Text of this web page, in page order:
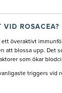
VID ROSACEA?
ett överaktivt
att blossa upp.
som ökar
triggers vid